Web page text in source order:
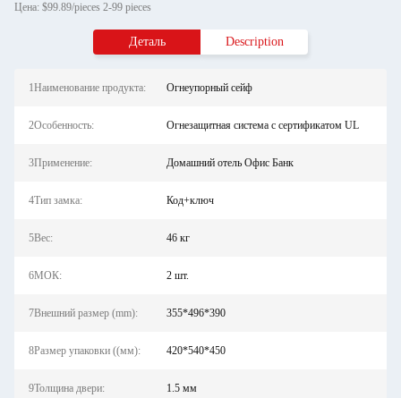
Цена: $99.89/pieces 2-99 pieces
Деталь Description
1Наименование продукта: Огнеупорный сейф
2Особенность: Огнезащитная система с сертификатом UL
3Применение: Домашний отель Офис Банк
4Тип замка: Код+ключ
5Вес: 46 кг
6МОК: 2 шт.
7Внешний размер (mm): 355*496*390
8Размер упаковки ((мм): 420*540*450
9Толщина двери: 1.5 мм